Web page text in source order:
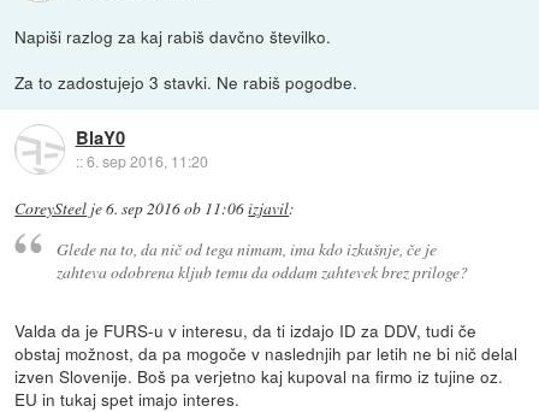
Napiši razlog za kaj rabiš davčno številko.
Za to zadostujejo 3 stavki. Ne rabiš pogodbe.
BlaY0
::6. sep 2016, 11:20
CoreySteel je6. sep 2016 ob 11:06izjavil:
Glede na to, da nič od tega nimam, ima kdo izkušnje, če je
zahteva odobrena kljub temu da oddam zahtevek brez priloge?
Valda da je FURS-u v interesu, da ti izdajo ID za DDV, tudi če
obstaj možnost, da pa mogoče v naslednjih par letih ne bi nič delal
izven Slovenije. Boš pa verjetno kaj kupoval na firmo iz tujine oz.
EU in tukaj spet imajo interes.